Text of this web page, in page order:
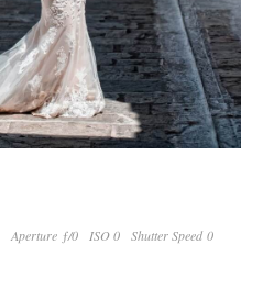
Aperture ƒ/0 ISO 0 Shutter Speed 0